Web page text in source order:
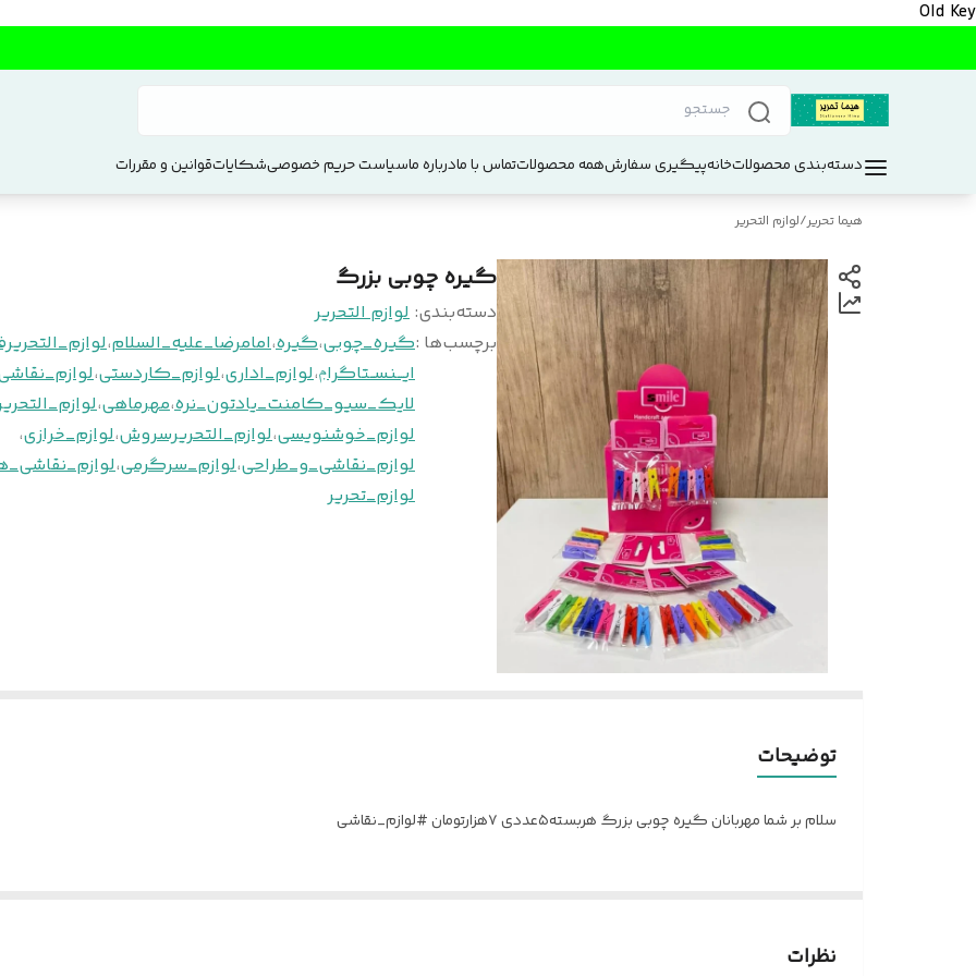
Old Key
دسته‌بندی محصولاتخانهپیگیری سفارشهمه محصولاتتماس با مادرباره ماسیاست حریم خصوصیشکایاتقوانین و مقررات
هیما تحریر/لوازم التحریر
گیره چوبی بزرگ
دسته‌بندی: لوازم التحریر
برچسب‌ها :گیره_چوبی،گیره،امامرضا_علیه_السلام،
ایـــنســتاگراݦ،لوازم_اداری،لوازم_کاردستی،
لایک_سیو_کامنت_یادتون_نره،مهرماهی،
لوازم_خوشنویسی،لوازم_التحریرسروش،لوازم_خرازی،
لوازم_نقاشی_و_طراحی،لوازم_سرگرمی،
لوازم_تحریر
توضیحات
سلام بر شما مهربانان گیره چوبی بزرگ هربسته۵عددی ۷هزارتومان #لوازم_نقاشی
نظرات